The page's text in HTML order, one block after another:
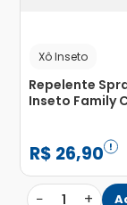
Xô Inseto
Repelente
Inseto Family
R$ 26,90
− 1 +